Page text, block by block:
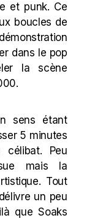
et punk. Ce
boucles de
dans le pop
la scène
sens étant
5 minutes
Peu
mais la
Tout
un peu
que Soaks